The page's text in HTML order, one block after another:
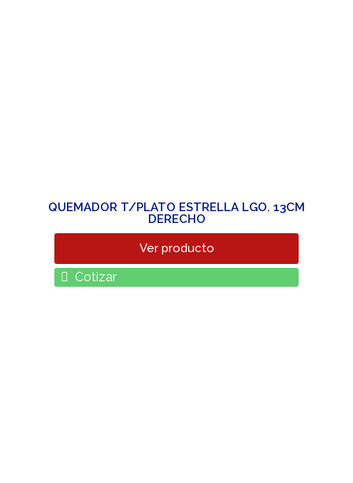
QUEMADOR T/PLATO ESTRELLA LGO. 13CM
DERECHO
Ver producto
Cotizar